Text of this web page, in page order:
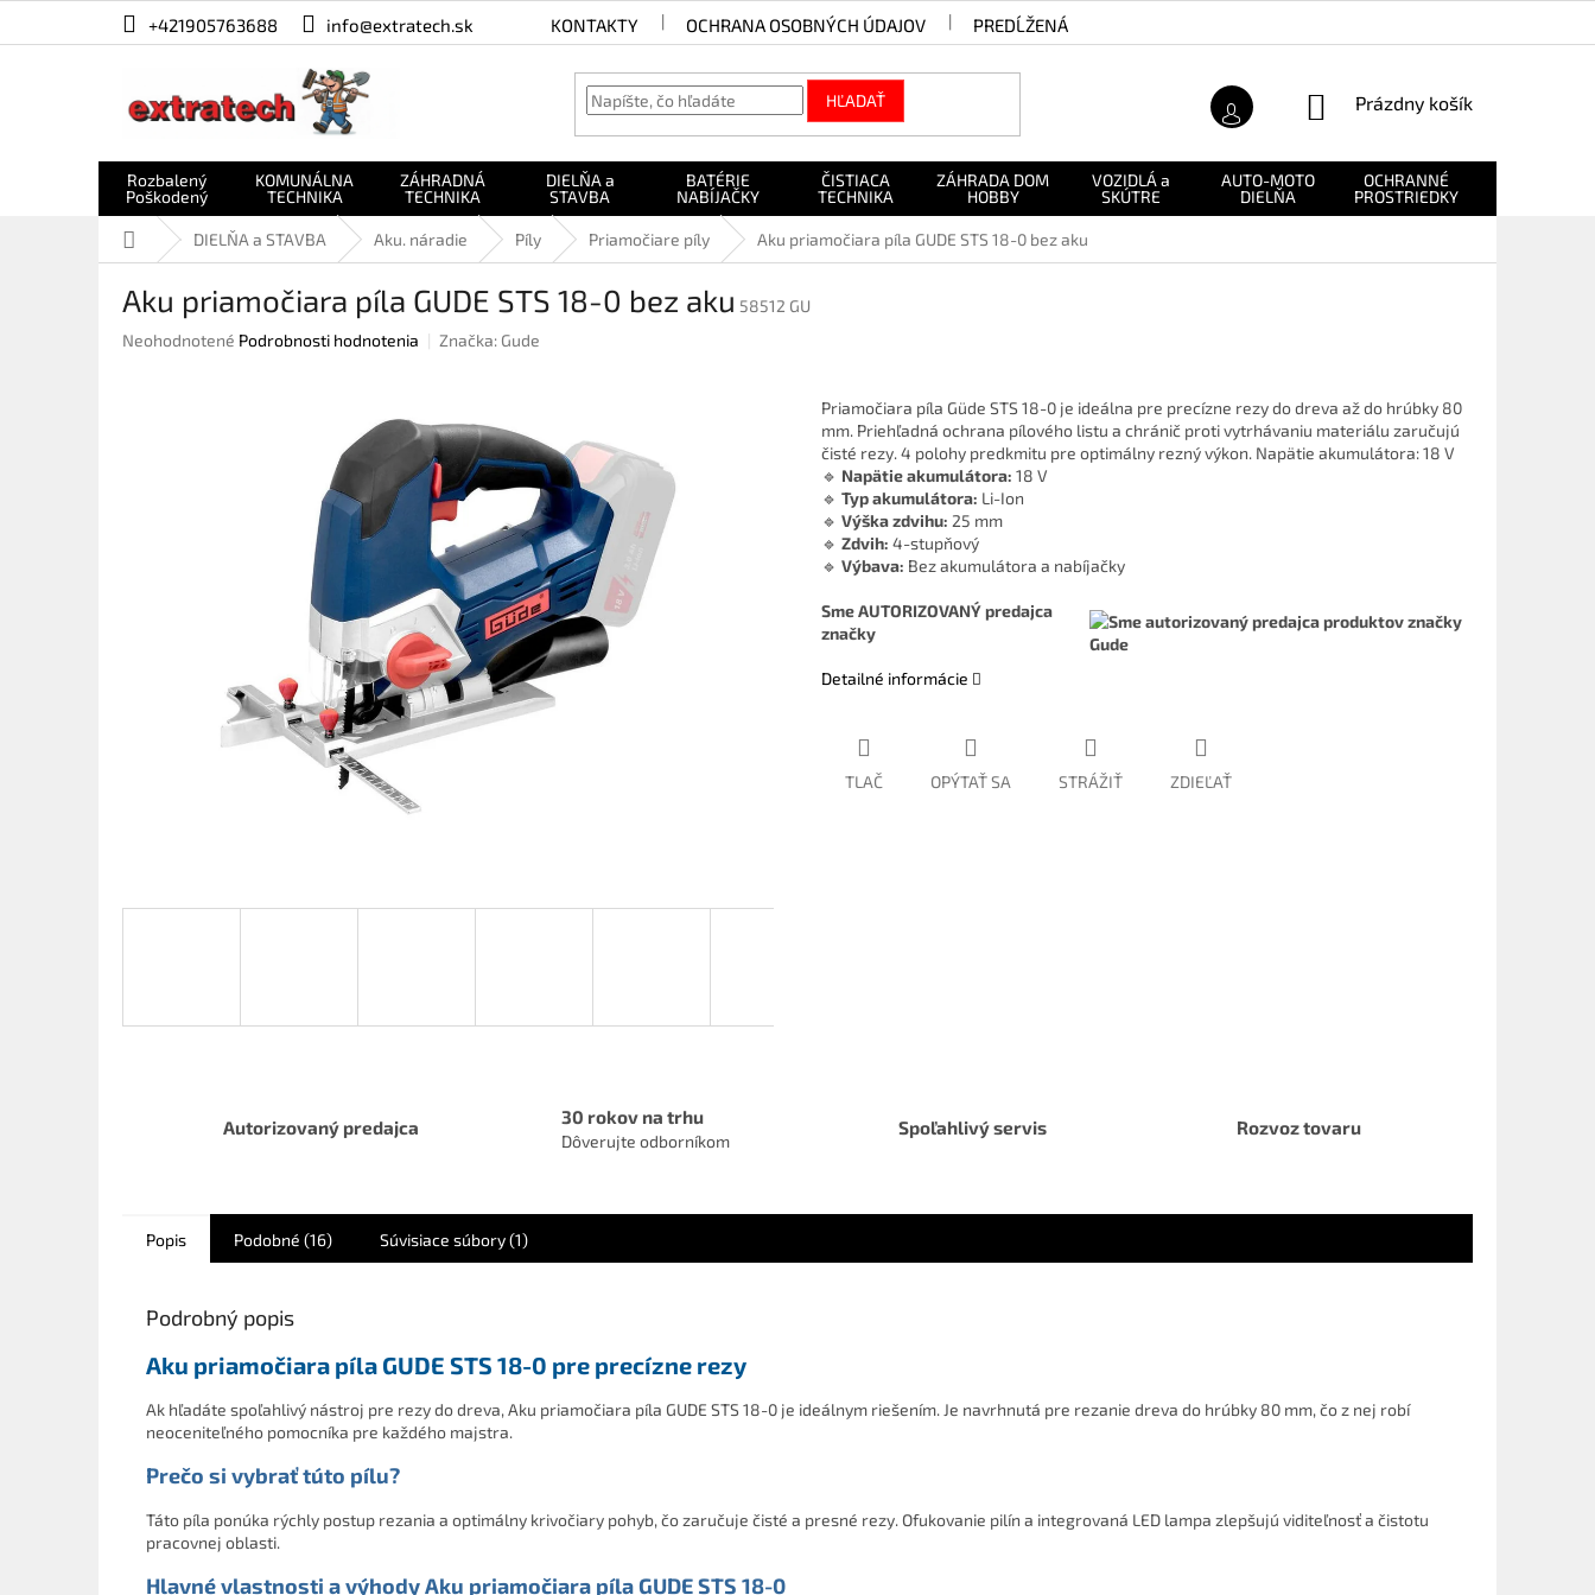
+421905763688 info@extratech.sk KONTAKTY OCHRANA OSOBNÝCH ÚDAJOV PREDĹŽENÁ ZÁRUKA
HĽADAŤ
NÁKUPNÝ
Prázdny košík
Rozbalený
Poškodený
KOMUNÁLNA
TECHNIKA
ZÁHRADNÁ
TECHNIKA
DIELŇA a
STAVBA
BATÉRIE
NABÍJAČKY
ČISTIACA
TECHNIKA
ZÁHRADA DOM
HOBBY
VOZIDLÁ a
SKÚTRE
AUTO-MOTO
DIELŇA
OCHRANNÉ
PROSTRIEDKY
DomovDIELŇA a STAVBA Aku. náradie Píly Priamočiare píly Aku priamočiara píla GUDE STS 18-0 bez aku
Aku priamočiara píla GUDE STS 18-0 bez aku 58512 GU
Priemerné
Neohodnotené Podrobnosti hodnotenia Značka: Gude
Priamočiara píla Güde STS 18-0 je ideálna pre precízne rezy do dreva až do hrúbky 80
mm. Priehľadná ochrana pílového listu a chránič proti vytrhávaniu materiálu zaručujú
čisté rezy. 4 polohy predkmitu pre optimálny rezný výkon. Napätie akumulátora: 18 V
🔹 Napätie akumulátora: 18 V
🔹 Typ akumulátora: Li-Ion
🔹 Výška zdvihu: 25 mm
🔹 Zdvih: 4-stupňový
🔹 Výbava: Bez akumulátora a nabíjačky
Sme AUTORIZOVANÝ predajca
značky
Detailné informácie
TLAČ OPÝTAŤ SA STRÁŽIŤ ZDIEĽAŤ
Autorizovaný predajca
30 rokov na trhu
Dôverujte odborníkom
Spoľahlivý servis Rozvoz tovaru
Popis Podobné (16) Súvisiace súbory (1)
Podrobný popis
Aku priamočiara píla GUDE STS 18-0 pre precízne rezy
Ak hľadáte spoľahlivý nástroj pre rezy do dreva, Aku priamočiara píla GUDE STS 18-0 je ideálnym riešením. Je navrhnutá pre rezanie dreva do hrúbky 80 mm, čo z nej robí
neoceniteľného pomocníka pre každého majstra.
Prečo si vybrať túto pílu?
Táto píla ponúka rýchly postup rezania a optimálny krivočiary pohyb, čo zaručuje čisté a presné rezy. Ofukovanie pilín a integrovaná LED lampa zlepšujú viditeľnosť a čistotu
pracovnej oblasti.
Hlavné vlastnosti a výhody Aku priamočiara píla GUDE STS 18-0